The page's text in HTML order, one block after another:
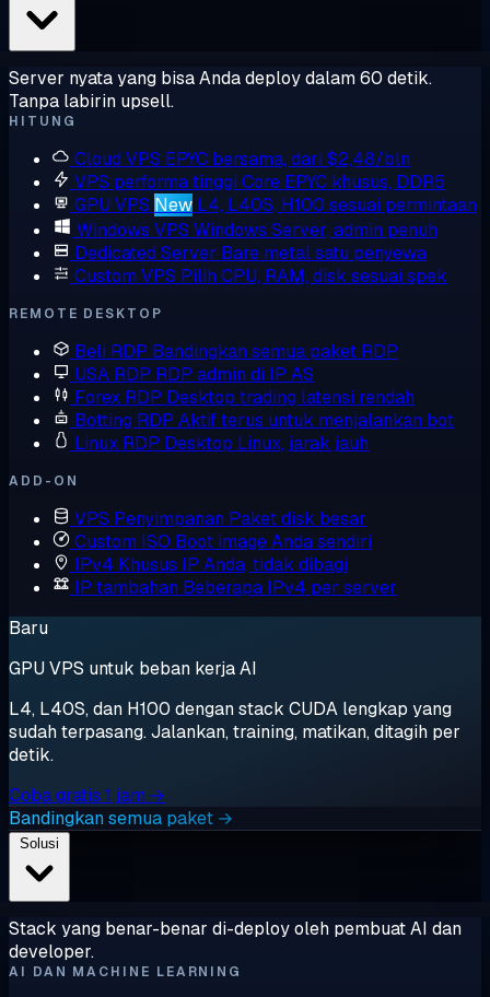
Server nyata yang bisa Anda deploy dalam 60 detik.
Tanpa labirin upsell.
HITUNG
Cloud VPS EPYC bersama, dari $2,48/bln
VPS performa tinggi Core EPYC khusus, DDR5
GPU VPS New L4, L40S, H100 sesuai permintaan
Windows VPS Windows Server, admin penuh
Dedicated Server Bare metal satu penyewa
Custom VPS Pilih CPU, RAM, disk sesuai spek
REMOTE DESKTOP
Beli RDP Bandingkan semua paket RDP
USA RDP RDP admin di IP AS
Forex RDP Desktop trading latensi rendah
Botting RDP Aktif terus untuk menjalankan bot
Linux RDP Desktop Linux, jarak jauh
ADD-ON
VPS Penyimpanan Paket disk besar
Custom ISO Boot image Anda sendiri
IPv4 Khusus IP Anda, tidak dibagi
IP tambahan Beberapa IPv4 per server
Baru
GPU VPS untuk beban kerja AI
L4, L40S, dan H100 dengan stack CUDA lengkap yang
sudah terpasang. Jalankan, training, matikan, ditagih per
detik.
Coba gratis 1 jam →
Bandingkan semua paket →
Stack yang benar-benar di-deploy oleh pembuat AI dan
developer.
AI DAN MACHINE LEARNING